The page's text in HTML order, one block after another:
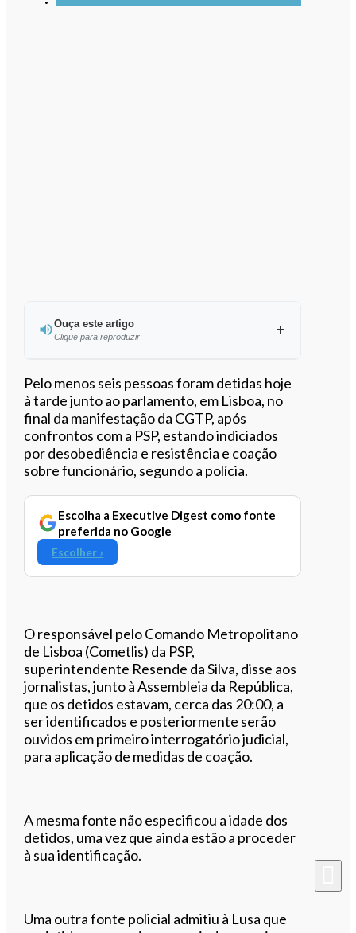
Ouça este artigo
Clique para reproduzir
Ouvir este artigo
Pelo menos seis pessoas foram detidas hoje
à tarde junto ao parlamento, em Lisboa, no
final da manifestação da CGTP, após
confrontos com a PSP, estando indiciados
por desobediência e resistência e coação
sobre funcionário, segundo a polícia.
Escolha a Executive Digest como fonte
preferida no Google
Escolher ›
O responsável pelo Comando Metropolitano
de Lisboa (Cometlis) da PSP,
superintendente Resende da Silva, disse aos
jornalistas, junto à Assembleia da República,
que os detidos estavam, cerca das 20:00, a
ser identificados e posteriormente serão
ouvidos em primeiro interrogatório judicial,
para aplicação de medidas de coação.
A mesma fonte não especificou a idade dos
detidos, uma vez que ainda estão a proceder
à sua identificação.
Uma outra fonte policial admitiu à Lusa que